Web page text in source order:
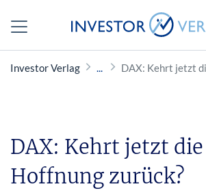
Investor Verlag DAX: Kehrt jetzt
DAX: Kehrt jetzt die
Hoffnung zurück?